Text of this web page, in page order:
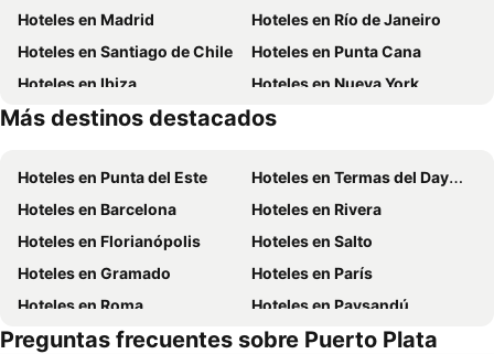
Hoteles en Madrid
Hoteles en Río de Janeiro
Hoteles en Santiago de Chile
Hoteles en Punta Cana
Hoteles en Ibiza
Hoteles en Nueva York
Hoteles en Aruba
Hoteles en Maldonado
Más destinos destacados
Hoteles en Punta del Este
Hoteles en Termas del Dayman
Hoteles en Barcelona
Hoteles en Rivera
Hoteles en Florianópolis
Hoteles en Salto
Hoteles en Gramado
Hoteles en París
Hoteles en Roma
Hoteles en Paysandú
Hoteles en San Carlos de Bariloche
Hoteles en Chuy
Preguntas frecuentes sobre Puerto Plata